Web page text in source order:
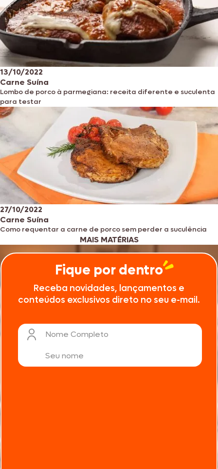
13/10/2022
Carne Suína
Lombo de porco à parmegiana: receita diferente e suculenta
para testar
27/10/2022
Carne Suína
Como requentar a carne de porco sem perder a suculência
MAIS MATÉRIAS
Fique por dentro
Receba novidades, lançamentos e
conteúdos exclusivos direto no seu e-mail.
Nome Completo